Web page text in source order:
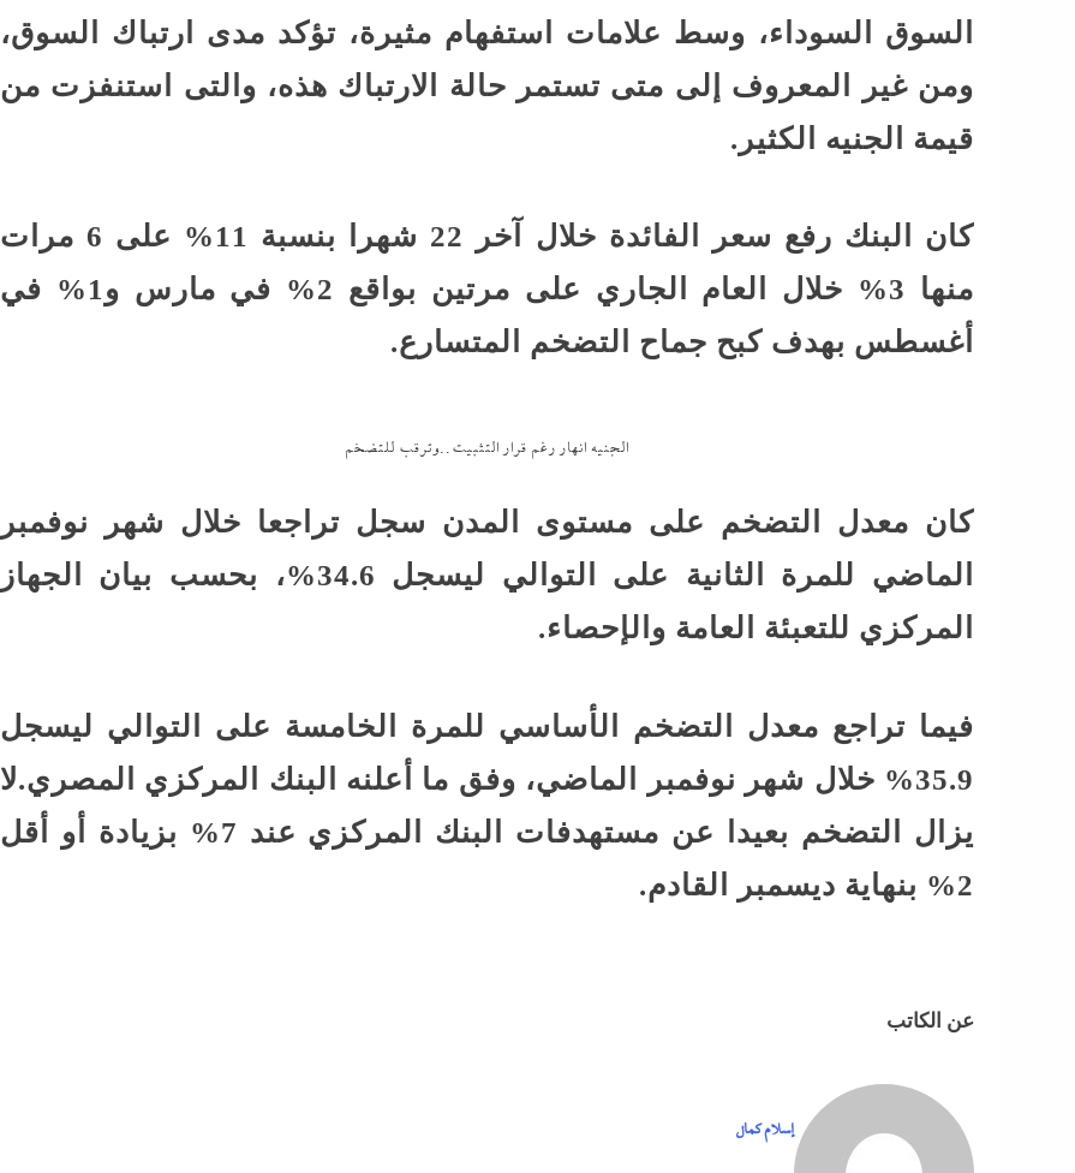
السوق السوداء، وسط علامات استفهام مثيرة، تؤكد مدى ارتباك السوق،
ومن غير المعروف إلى متى تستمر حالة الارتباك هذه، والتى استنفزت من
قيمة الجنيه الكثير.
كان البنك رفع سعر الفائدة خلال آخر 22 شهرا بنسبة 11% على 6 مرات
منها 3% خلال العام الجاري على مرتين بواقع 2% في مارس و1% في
أغسطس بهدف كبح جماح التضخم المتسارع.
الجنيه انهار رغم قرار التثبيت..وترقب للتضخم
كان معدل التضخم على مستوى المدن سجل تراجعا خلال شهر نوفمبر
الماضي للمرة الثانية على التوالي ليسجل 34.6%، بحسب بيان الجهاز
المركزي للتعبئة العامة والإحصاء.
فيما تراجع معدل التضخم الأساسي للمرة الخامسة على التوالي ليسجل
35.9% خلال شهر نوفمبر الماضي، وفق ما أعلنه البنك المركزي المصري.لا
يزال التضخم بعيدا عن مستهدفات البنك المركزي عند 7% بزيادة أو أقل
2% بنهاية ديسمبر القادم.
عن الكاتب
إسلام كمال